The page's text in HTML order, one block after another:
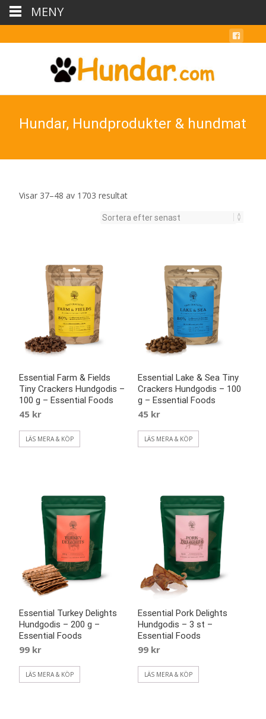
Hundar, Hundprodukter & hundmat
Visar 37–48 av 1703 resultatSortera
senaste
Essential Farm & Fields
Tiny Crackers Hundgodis –
100 g – Essential Foods
45 kr
LÄS MERA & KÖP
Essential Lake & Sea Tiny
Crackers Hundgodis – 100
g – Essential Foods
45 kr
LÄS MERA & KÖP
Essential Turkey Delights
Hundgodis – 200 g –
Essential Foods
99 kr
LÄS MERA & KÖP
Essential Pork Delights
Hundgodis – 3 st –
Essential Foods
99 kr
LÄS MERA & KÖP
MENY